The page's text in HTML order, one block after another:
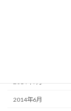
2014年7月
2014年6月